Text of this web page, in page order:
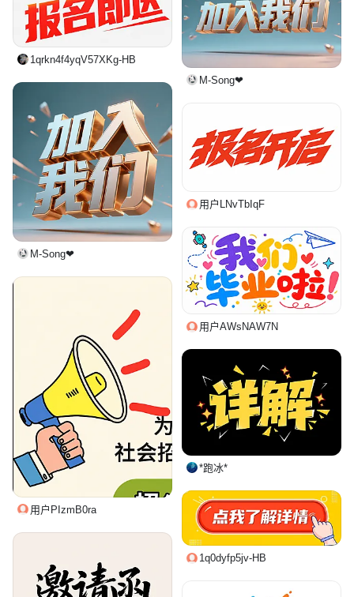
M-Song❤
1qrkn4f4yqV57XKg-HB
M-Song❤
用户LNvTbIqF
用户AWsNAW7N
用户PIzmB0ra
*跑冰*
1q0dyfp5jv-HB